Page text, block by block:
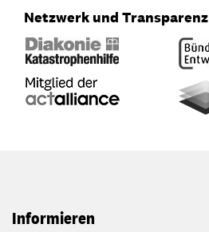
Netzwerk und Transparenz
Informieren